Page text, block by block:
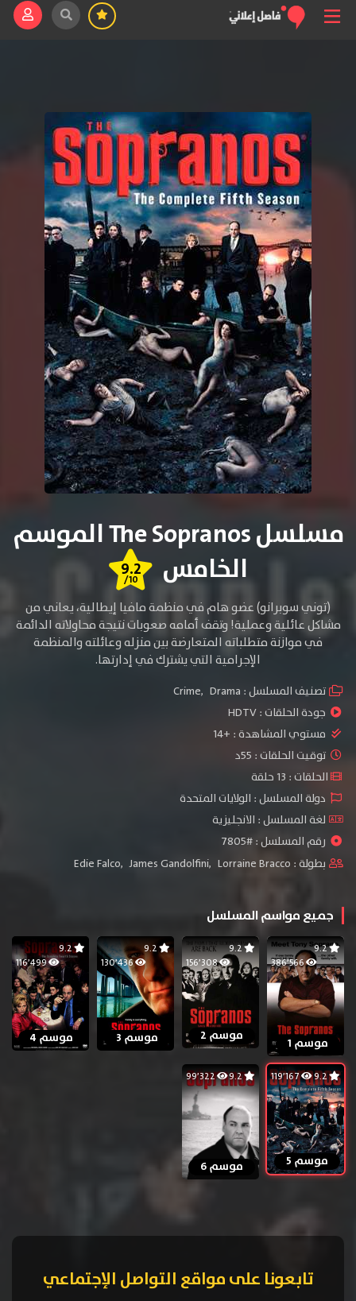
مسلسل The Sopranos الموسم
الخامس
9.2
/10
(توني سوبرانو) عضو هام في منظمة مافيا إيطالية، يعاني من
مشاكل عائلية وعملية! وتقف أمامه صعوبات نتيجة محاولاته الدائمة
في موازنة متطلباته المتعارضة بين منزله وعائلته والمنظمة
الإجرامية التي يشترك فيإدارتها.
تصنيف المسلسل : Crime, Drama
جودة الحلقات :HDTV
مستوي المشاهدة : +14
توقيت الحلقات : 55د
الحلقات : 13 حلقة
دولة المسلسل : الولايات المتحدة
لغة المسلسل : الانجليزية
رقم المسلسل : #7805
بطولة :
Edie Falco, James Gandolfini, Lorraine Bracco
جميع مواسم المسلسل
9.2
386٬566
موسم 1
9.2
156٬308
موسم 2
9.2
130٬436
موسم 3
9.2
116٬499
موسم 4
9.2 119٬167
موسم 5
9.2 99٬322
موسم 6
تابعونا على مواقع التواصل الإجتماعي